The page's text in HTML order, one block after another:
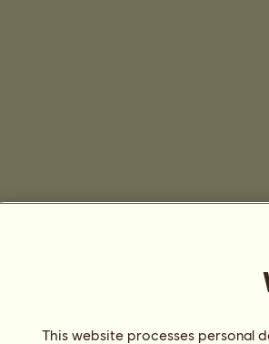
This website processes personal